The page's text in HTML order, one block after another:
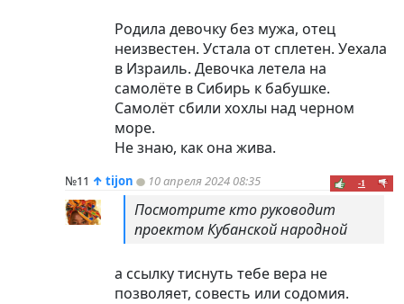
Родила девочку без мужа, отец
неизвестен. Устала от сплетен. Уехала
в Израиль. Девочка летела на
самолёте в Сибирь к бабушке.
Самолёт сбили хохлы над черном
море.
Не знаю, как она жива.
№11 ↑ tijon 10 апреля 2024 08:35 -1
Посмотрите кто руководит
проектом Кубанской народной
а ссылку тиснуть тебе вера не
позволяет, совесть или содомия.